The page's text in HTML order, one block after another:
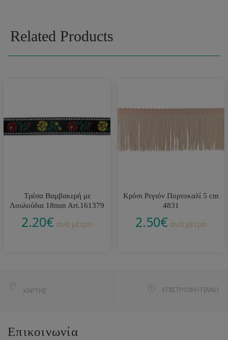
Related Products
Τρέσα Βαμβακερή με
Λουλούδια 18mm Art.161379
2.20€ ανά μέτρο
Κρόσι Ρεγιόν Πορτοκαλί 5 cm
4831
2.50€ ανά μέτρο
ΧΆΡΤΗΣ ΕΠΙΣΤΡΟΦΉ ΠΆΝΩ
Επικοινωνία